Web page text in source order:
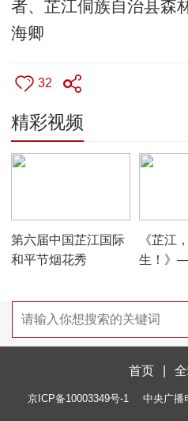
者、芷江侗族自治县森
海卿
32
精彩视频
第六届中国芷江国际
和平节烟花秀
《芷江
生！》
首页
京ICP备10003349号-1 中央广播